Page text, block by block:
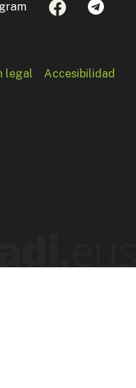
legal Accesibilidad